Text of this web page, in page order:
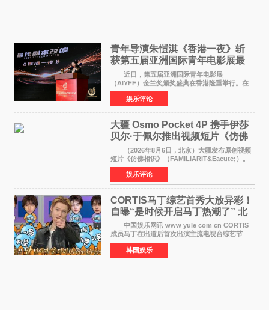
青年导演朱愷淇《香港一夜》斩
获第五届亚洲国际青年电影展最
佳剧本改编奖
近日，第五届亚洲国际青年电影展
（AIYFF）金兰奖颁奖盛典在香港隆重举行。在
这场汇聚数百位海内外电影人、文化界人士及媒
体代表的亚洲青年影视盛会上，香港本土电影
《香港一夜》（Dawn in Ho
娱乐评论
大疆 Osmo Pocket 4P 携手伊莎
贝尔·于佩尔推出视频短片《仿佛
相识》
（2026年8月6日，北京）大疆发布原创视频
短片《仿佛相识》（FAMILIARIT&Eacute;）。
视频短片由戛纳国际电影节最佳女演员伊莎贝尔·
于佩尔（Isabelle Huppert）主演，全程使用大
疆首款双主摄口
娱乐评论
CORTIS马丁综艺首秀大放异彩！
自曝“是时候开启马丁热潮了” 北
美巡演火热进行中
中国娱乐网讯 www yule com cn CORTIS
成员马丁在出道后首次出演主流电视台综艺节
目，展现了多才多艺的魅力。 马丁出演了5日
播出的MBC《Radio Star》Fashion与Passion
之间，I&lsquo;m
韩国娱乐